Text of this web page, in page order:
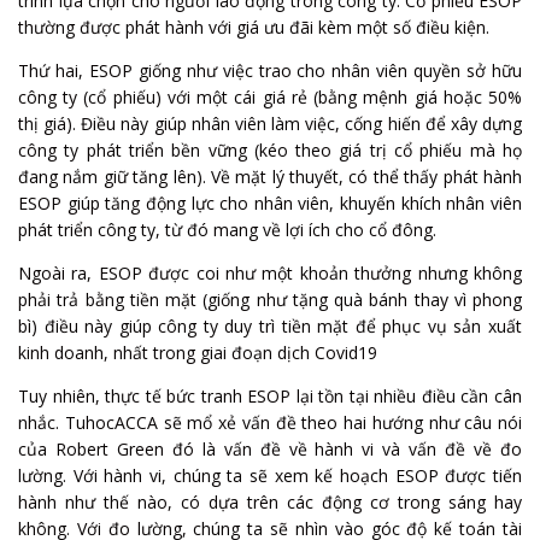
thường được phát hành với giá ưu đãi kèm một số điều kiện.
Thứ hai, ESOP giống như việc trao cho nhân viên quyền sở hữu
công ty (cổ phiếu) với một cái giá rẻ (bằng mệnh giá hoặc 50%
thị giá). Điều này giúp nhân viên làm việc, cống hiến để xây dựng
công ty phát triển bền vững (kéo theo giá trị cổ phiếu mà họ
đang nắm giữ tăng lên). Về mặt lý thuyết, có thể thấy phát hành
ESOP giúp tăng động lực cho nhân viên, khuyến khích nhân viên
phát triển công ty, từ đó mang về lợi ích cho cổ đông.
Ngoài ra, ESOP được coi như một khoản thưởng nhưng không
phải trả bằng tiền mặt (giống như tặng quà bánh thay vì phong
bì) điều này giúp công ty duy trì tiền mặt để phục vụ sản xuất
kinh doanh, nhất trong giai đoạn dịch Covid19
Tuy nhiên, thực tế bức tranh ESOP lại tồn tại nhiều điều cần cân
nhắc. TuhocACCA sẽ mổ xẻ vấn đề theo hai hướng như câu nói
của Robert Green đó là vấn đề về hành vi và vấn đề về đo
lường. Với hành vi, chúng ta sẽ xem kế hoạch ESOP được tiến
hành như thế nào, có dựa trên các động cơ trong sáng hay
không. Với đo lường, chúng ta sẽ nhìn vào góc độ kế toán tài